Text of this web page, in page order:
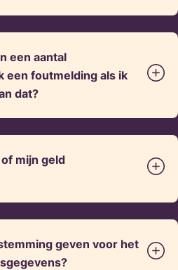
een aantal
een foutmelding als ik
dat?
mijn geld
geven voor het